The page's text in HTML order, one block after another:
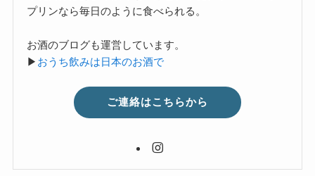
プリンなら毎日のように食べられる。
お酒のブログも運営しています。
▶ おうち飲みは日本のお酒で
ご連絡はこちらから